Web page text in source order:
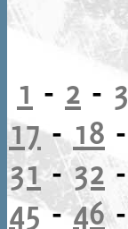
1 - 2 - 3
17- 18 -
31-32
45-46